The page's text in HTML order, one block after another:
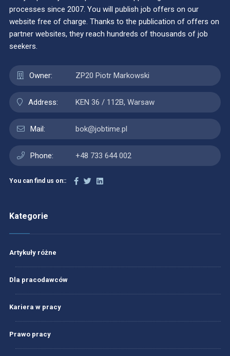
processes since 2007. You will publish job offers on our
website free of charge. Thanks to the publication of offers on
partner websites, they reach hundreds of thousands of job
seekers.
Owner: ZP20 Piotr Markowski
Address: KEN 36 / 112B, Warsaw
Mail: bok@jobtime.pl
Phone: +48 733 644 002
You can find us on::
Kategorie
Artykuły różne
Dla pracodawców
Kariera w pracy
Prawo pracy